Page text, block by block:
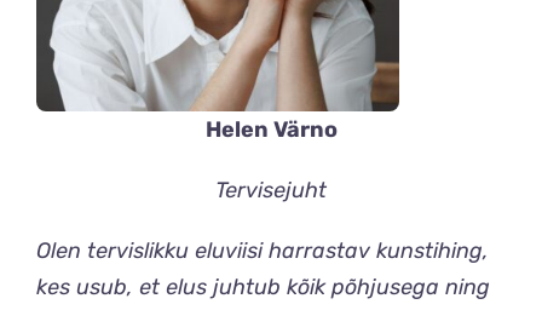
Helen Värno
Tervisejuht
Olen tervislikku eluviisi harrastav kunstihing,
kes usub, et elus juhtub kõik põhjusega ning